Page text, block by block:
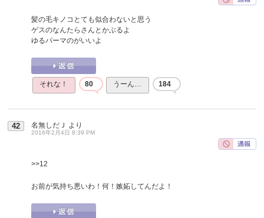
髪の毛キノコとても似合わないと思う
ゲスのなんたらさんとかぶるよ
ゆるパーマのがいいよ
それな！ 80 うーん… 184
42 名無しだＪ より
2016年2月4日 8:39 PM
>>12
お前が気持ち悪いわ！何！嫉妬してんだよ！